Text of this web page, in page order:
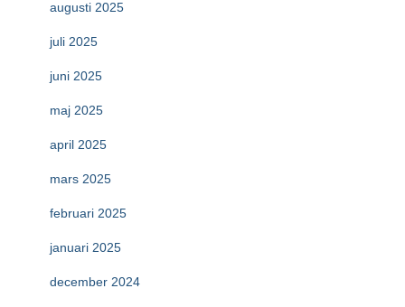
augusti 2025
juli 2025
juni 2025
maj 2025
april 2025
mars 2025
februari 2025
januari 2025
december 2024